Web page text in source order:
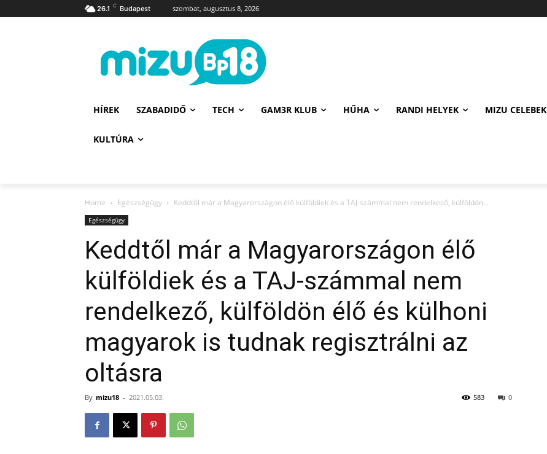
26.1 C Budapest szombat, augusztus 8, 2026
HÍREK SZABADIDŐ TECH GAM3R KLUB HŰHA RANDI HELYEK MIZU CELEBEK
KULTÚRA
Home Egészségügy Keddtől már a Magyarországon élő külföldiek és a TAJ-számmal nem rendelkező, külföldön...
Egészségügy
Keddtől már a Magyarországon élő
külföldiek és a TAJ-számmal nem
rendelkező, külföldön élő és külhoni
magyarok is tudnak regisztrálni az
oltásra
By mizu18 - 2021.05.03. 0
583